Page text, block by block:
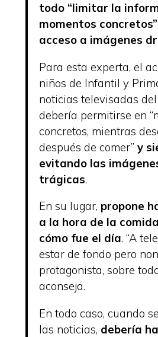
todo “limitar la
momentos
acceso a imágenes
Para esta experta, el
niños de Infantil y
noticias televisadas
debería permitirse en
concretos, mientras
después de comer” y
evitando las
trágicas.
En su lugar, propone
a la hora de la
cómo fue el día. “A
estar de fondo pero
protagonista, sobre
aconseja.
En todo caso, cuando
las noticias, debería